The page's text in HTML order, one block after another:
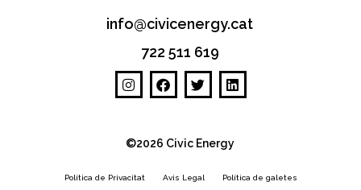
info@civicenergy.cat
722 511 619
©2026 Civic Energy
Política de Privacitat Avis Legal Política de galetes